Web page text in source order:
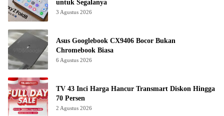
untuk Segalanya
3 Agustus 2026
Asus Googlebook CX9406 Bocor Bukan
Chromebook Biasa
6 Agustus 2026
TV 43 Inci Harga Hancur Transmart Diskon Hingga
70 Persen
2 Agustus 2026